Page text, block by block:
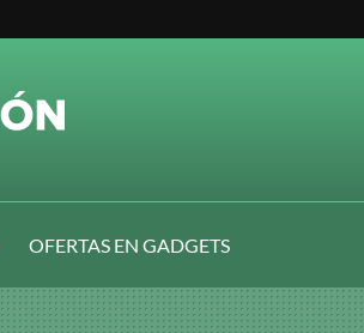
OFERTAS EN GADGETS